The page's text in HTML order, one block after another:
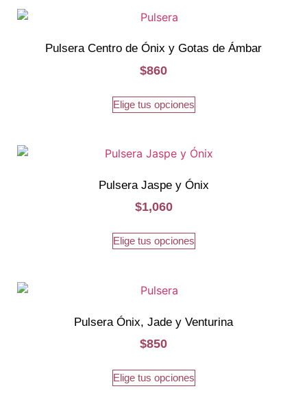
Pulsera Centro de Ónix y Gotas de Ámbar
$860
Elige tus opciones
Pulsera Jaspe y Ónix
$1,060
Elige tus opciones
Pulsera Ónix, Jade y Venturina
$850
Elige tus opciones